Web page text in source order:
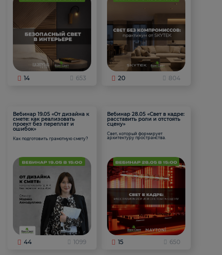
14 653 20 804
Вебинар 19.05 «От дизайна к
смете: как реализовать
проект без переплат и
ошибок»
Как подготовить грамотную смету?
44 1099
Вебинар 28.05 «Свет в кадре:
расставить роли и отстоять
сцену»
Свет, который формирует
архитектуру пространства.
15 650